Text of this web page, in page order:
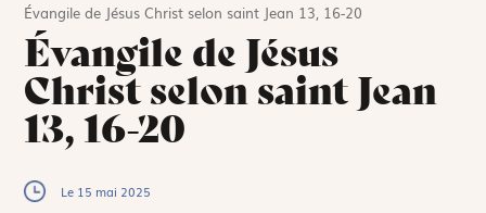
Évangile de Jésus Christ selon saint Jean 13, 16-20
Évangile de Jésus
Christ selon saint Jean
13, 16-20
Le 15 mai 2025